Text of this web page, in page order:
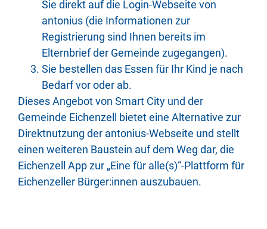
Sie direkt auf die Login-Webseite von
antonius (die Informationen zur
Registrierung sind Ihnen bereits im
Elternbrief der Gemeinde zugegangen).
Sie bestellen das Essen für Ihr Kind je nach
Bedarf vor oder ab.
Dieses Angebot von Smart City und der
Gemeinde Eichenzell bietet eine Alternative zur
Direktnutzung der antonius-Webseite und stellt
einen weiteren Baustein auf dem Weg dar, die
Eichenzell App zur „Eine für alle(s)“-Plattform für
Eichenzeller Bürger:innen auszubauen.